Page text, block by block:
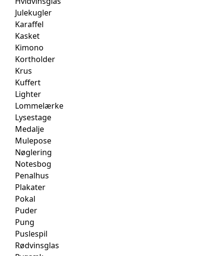
Julekugler
Karaffel
Kasket
Kimono
Kortholder
Krus
Kuffert
Lighter
Lommelærke
Lysestage
Medalje
Mulepose
Nøglering
Notesbog
Penalhus
Plakater
Pokal
Puder
Pung
Puslespil
Rødvinsglas